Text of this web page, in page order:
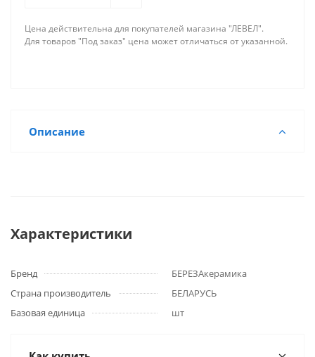
Цена действительна для покупателей магазина "ЛЕВЕЛ".
Для товаров "Под заказ" цена может отличаться от указанной.
Описание
Характеристики
Бренд
БЕРЕЗАкерамика
Страна производитель
БЕЛАРУСЬ
Базовая единица
шт